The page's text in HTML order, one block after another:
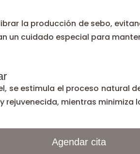
la producción de sebo,
un cuidado especial para
se estimula el proceso natural
mientras minimiza
Agendar cita